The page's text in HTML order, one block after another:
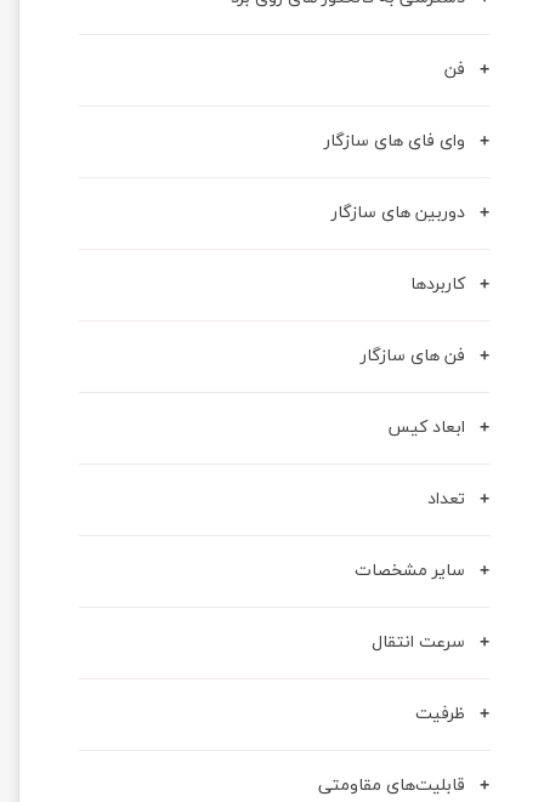
فن
وای فای های سازگار
دوربین های سازگار
کاربردها
فن های سازگار
ابعاد کیس
تعداد
سایر مشخصات
سرعت انتقال
ظرفیت
قابلیت‌های مقاومتی